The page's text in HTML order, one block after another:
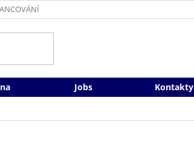
Jobs
Kontakty